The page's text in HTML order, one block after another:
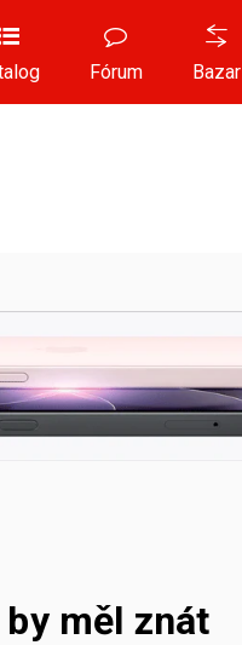
Fórum Bazar
měl znát